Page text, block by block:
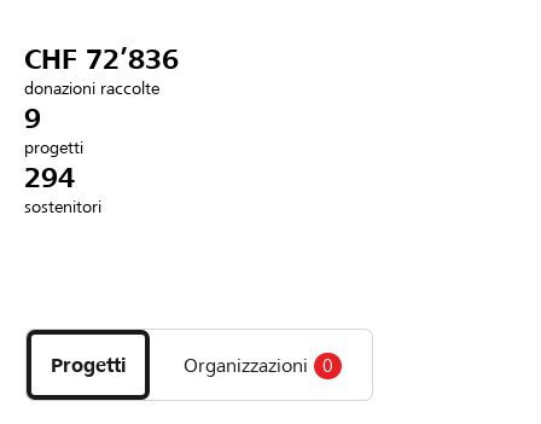
Collegarsi
DE FR IT
CHF 72’836
donazioni raccolte
9
progetti
294
sostenitori
i
progetti
e
Progetti Organizzazioni 0